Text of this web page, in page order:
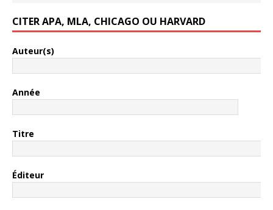
CITER APA, MLA, CHICAGO OU HARVARD
Auteur(s)
Année
Titre
Éditeur